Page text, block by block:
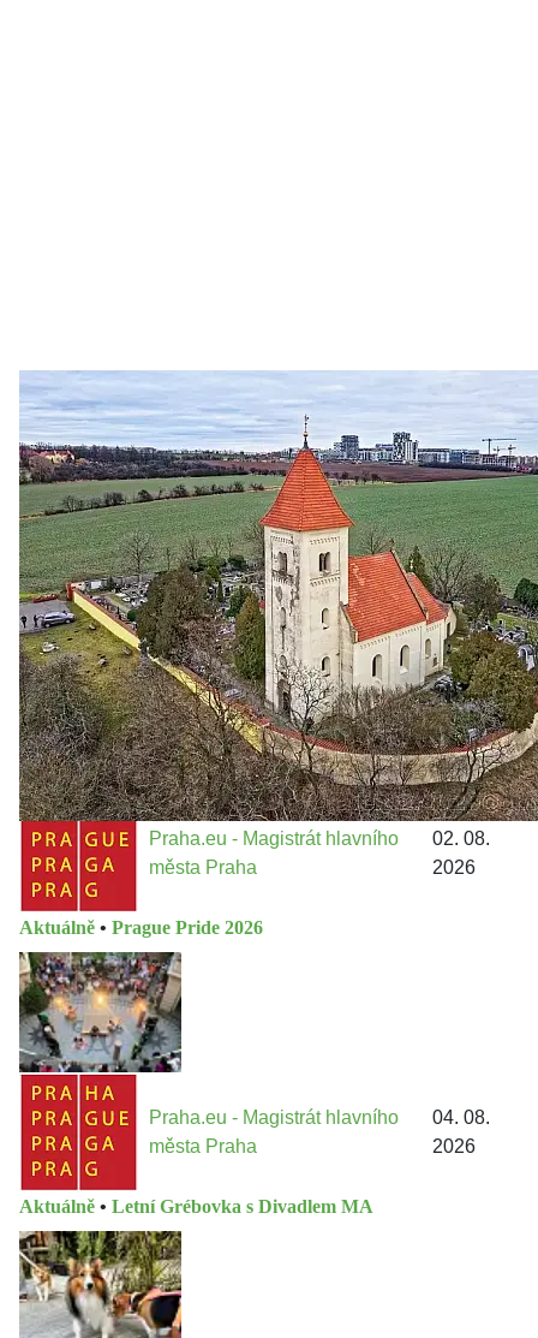
Zastanem se 03. 08. 2026
Politika • Volební seriál #02: Nová výstavba v jihozápadním
městě
Jakými nástroji navrhujete vstupovat z pozice ÚMČ Praha
13 do procesů developerské výstavby např. v lokalitě
Třebonice a Chaby, kterou umožňuje nově schválený
Metropolitn...
Praha.eu - Magistrát hlavního
města Praha
02. 08.
2026
Aktuálně • Prague Pride 2026
Praha.eu - Magistrát hlavního
města Praha
04. 08.
2026
Aktuálně • Letní Grébovka s Divadlem MA